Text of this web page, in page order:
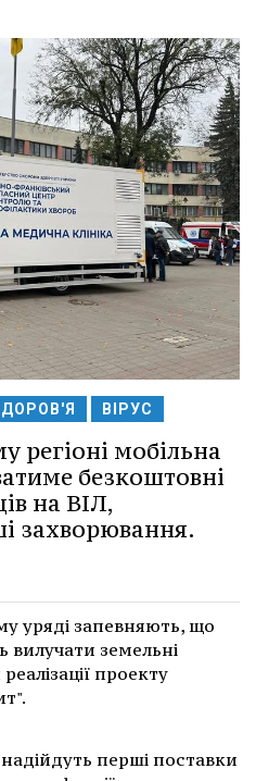
ВІРУС
регіоні мобільна
безкоштовні
на ВІЛ,
захворювання.
уряді запевняють, що
вилучати земельні
проекту
перші поставки